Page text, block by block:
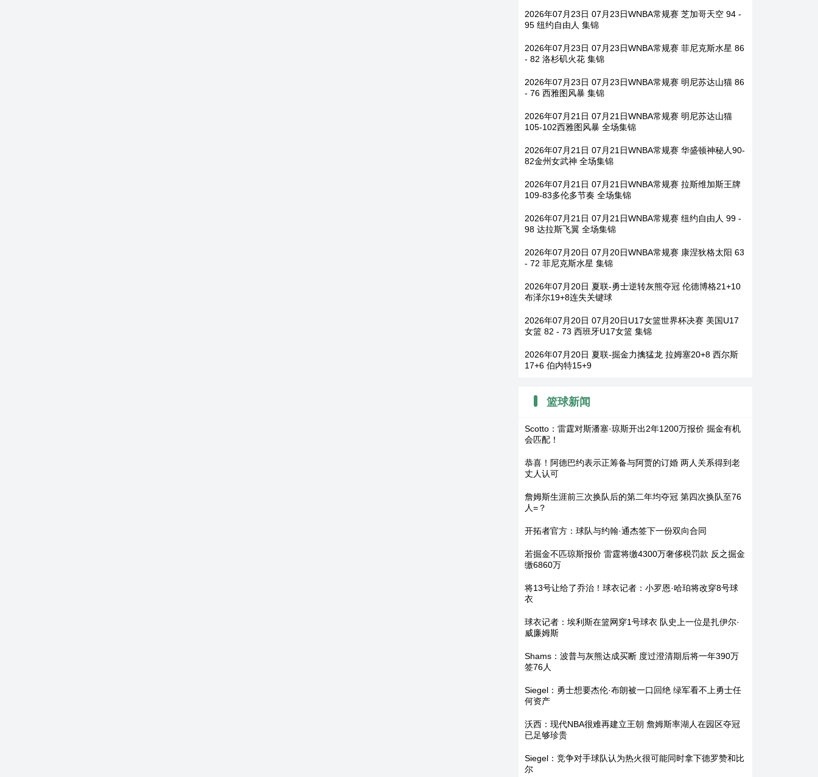
2026年07月23日 07月23日WNBA常规赛 芝加哥天空 94 -
95 纽约自由人 集锦
2026年07月23日 07月23日WNBA常规赛 菲尼克斯水星 86
- 82 洛杉矶火花 集锦
2026年07月23日 07月23日WNBA常规赛 明尼苏达山猫 86
- 76 西雅图风暴 集锦
2026年07月21日 07月21日WNBA常规赛 明尼苏达山猫
105-102西雅图风暴 全场集锦
2026年07月21日 07月21日WNBA常规赛 华盛顿神秘人90-
82金州女武神 全场集锦
2026年07月21日 07月21日WNBA常规赛 拉斯维加斯王牌
109-83多伦多节奏 全场集锦
2026年07月21日 07月21日WNBA常规赛 纽约自由人 99 -
98 达拉斯飞翼 全场集锦
2026年07月20日 07月20日WNBA常规赛 康涅狄格太阳 63
- 72 菲尼克斯水星 集锦
2026年07月20日 夏联-勇士逆转灰熊夺冠 伦德博格21+10
布泽尔19+8连失关键球
2026年07月20日 07月20日U17女篮世界杯决赛 美国U17
女篮 82 - 73 西班牙U17女篮 集锦
2026年07月20日 夏联-掘金力擒猛龙 拉姆塞20+8 西尔斯
17+6 伯内特15+9
篮球新闻
Scotto：雷霆对斯潘塞·琼斯开出2年1200万报价 掘金有机
会匹配！
恭喜！阿德巴约表示正筹备与阿贾的订婚 两人关系得到老
丈人认可
詹姆斯生涯前三次换队后的第二年均夺冠 第四次换队至76
人=？
开拓者官方：球队与约翰·通杰签下一份双向合同
若掘金不匹琼斯报价 雷霆将缴4300万奢侈税罚款 反之掘金
缴6860万
将13号让给了乔治！球衣记者：小罗恩·哈珀将改穿8号球
衣
球衣记者：埃利斯在篮网穿1号球衣 队史上一位是扎伊尔·
威廉姆斯
Shams：波普与灰熊达成买断 度过澄清期后将一年390万
签76人
Siegel：勇士想要杰伦·布朗被一口回绝 绿军看不上勇士任
何资产
沃西：现代NBA很难再建立王朝 詹姆斯率湖人在园区夺冠
已足够珍贵
Siegel：竞争对手球队认为热火很可能同时拿下德罗赞和比
尔